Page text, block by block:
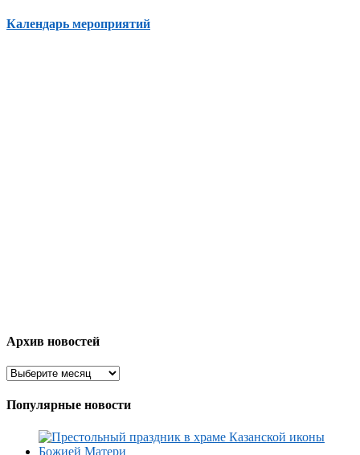
Календарь мероприятий
Архив новостей
Популярные новости